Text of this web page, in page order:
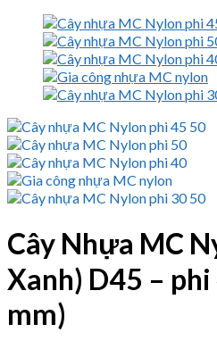
Cây Nhựa MC
Xanh) D45 –
mm)